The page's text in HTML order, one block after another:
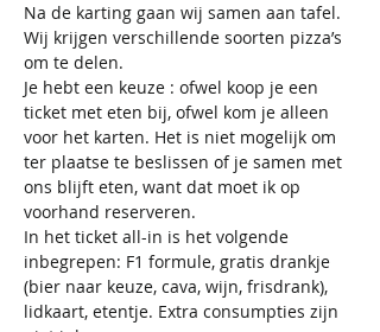
Na de karting gaan wij samen aan tafel.
Wij krijgen verschillende soorten pizza’s
om te delen.
Je hebt een keuze : ofwel koop je een
ticket met eten bij, ofwel kom je alleen
voor het karten. Het is niet mogelijk om
ter plaatse te beslissen of je samen met
ons blijft eten, want dat moet ik op
voorhand reserveren.
In het ticket all-in is het volgende
inbegrepen: F1 formule, gratis drankje
(bier naar keuze, cava, wijn, frisdrank),
lidkaart, etentje. Extra consumpties zijn